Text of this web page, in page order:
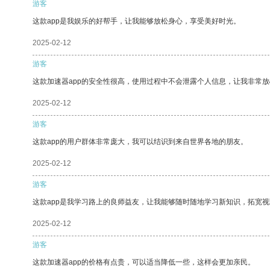
游客
这款app是我娱乐的好帮手，让我能够放松身心，享受美好时光。
2025-02-12
游客
这款加速器app的安全性很高，使用过程中不会泄露个人信息，让我非常放
2025-02-12
游客
这款app的用户群体非常庞大，我可以结识到来自世界各地的朋友。
2025-02-12
游客
这款app是我学习路上的良师益友，让我能够随时随地学习新知识，拓宽视
2025-02-12
游客
这款加速器app的价格有点贵，可以适当降低一些，这样会更加亲民。